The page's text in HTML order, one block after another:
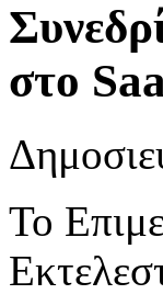
στο
Το